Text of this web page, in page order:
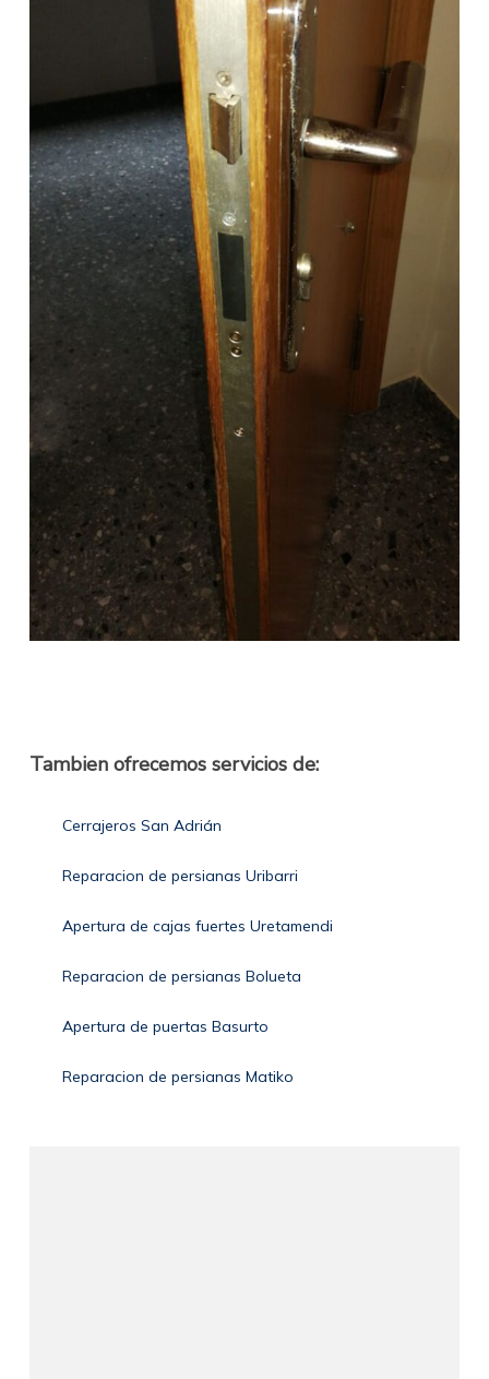
Tambien ofrecemos servicios de:
Cerrajeros San Adrián
Reparacion de persianas Uribarri
Apertura de cajas fuertes Uretamendi
Reparacion de persianas Bolueta
Apertura de puertas Basurto
Reparacion de persianas Matiko